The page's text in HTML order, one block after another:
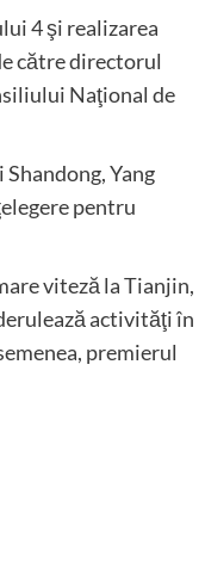
4 şi realizarea
către directorul
Naţional de
Yang
pentru
viteză la Tianjin,
activităţi în
premierul